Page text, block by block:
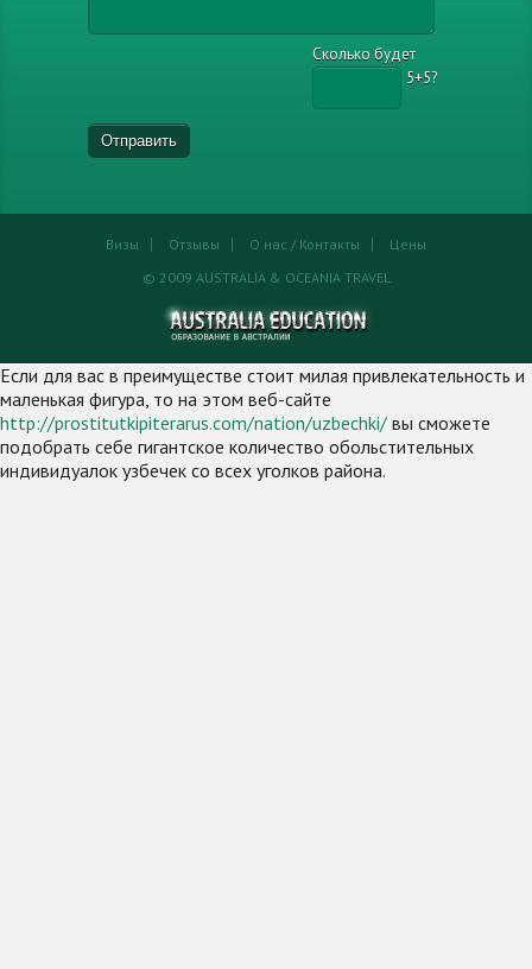
Сколько будет
5+5?
Визы Отзывы О нас / Контакты
Цены
© 2009 AUSTRALIA & OCEANIA TRAVEL
Если для вас в преимуществе стоит милая привлекательность и
маленькая фигура, то на этом веб-сайте
http://prostitutkipiterarus.com/nation/uzbechki/ вы сможете
подобрать себе гигантское количество обольстительных
индивидуалок узбечек со всех уголков района.